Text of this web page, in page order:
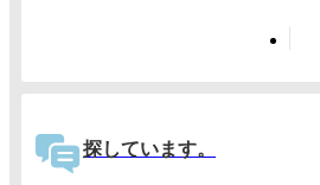
探しています。